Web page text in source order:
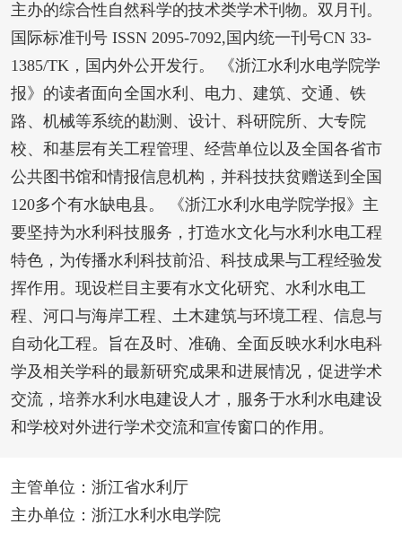
主办的综合性自然科学的技术类学术刊物。双月刊。
国际标准刊号 ISSN 2095-7092,国内统一刊号CN 33-
1385/TK，国内外公开发行。 《浙江水利水电学院学
报》的读者面向全国水利、电力、建筑、交通、铁
路、机械等系统的勘测、设计、科研院所、大专院
校、和基层有关工程管理、经营单位以及全国各省市
公共图书馆和情报信息机构，并科技扶贫赠送到全国
120多个有水缺电县。 《浙江水利水电学院学报》主
要坚持为水利科技服务，打造水文化与水利水电工程
特色，为传播水利科技前沿、科技成果与工程经验发
挥作用。现设栏目主要有水文化研究、水利水电工
程、河口与海岸工程、土木建筑与环境工程、信息与
自动化工程。旨在及时、准确、全面反映水利水电科
学及相关学科的最新研究成果和进展情况，促进学术
交流，培养水利水电建设人才，服务于水利水电建设
和学校对外进行学术交流和宣传窗口的作用。
主管单位：浙江省水利厅
主办单位：浙江水利水电学院